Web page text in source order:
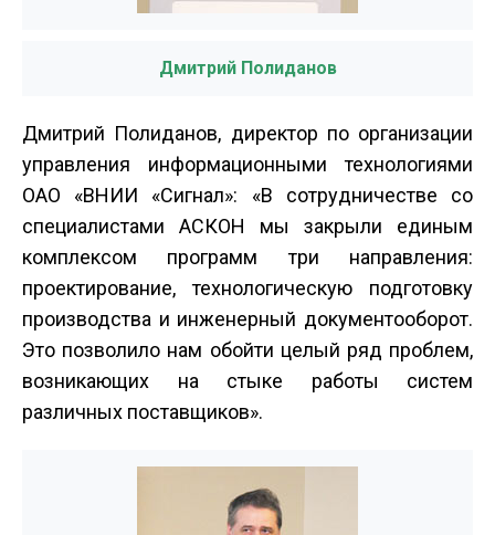
Дмитрий Полиданов
Дмитрий Полиданов, директор по организации
управления информационными технологиями
ОАО «ВНИИ «Сигнал»: «В сотрудничестве со
специалистами АСКОН мы закрыли единым
комплексом программ три направления:
проектирование, технологическую подготовку
производства и инженерный документооборот.
Это позволило нам обойти целый ряд проблем,
возникающих на стыке работы систем
различных поставщиков».